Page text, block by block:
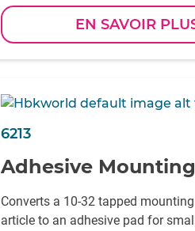
EN SAVOIR
6213
Adhesive
Converts a 10-32 tapped
article to an adhesive pad for